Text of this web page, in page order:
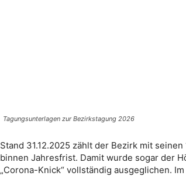
Tagungsunterlagen zur Bezirkstagung 2026
Stand 31.12.2025 zählt der Bezirk mit
binnen Jahresfrist. Damit wurde sogar der
„Corona-Knick“ vollständig ausgeglichen.